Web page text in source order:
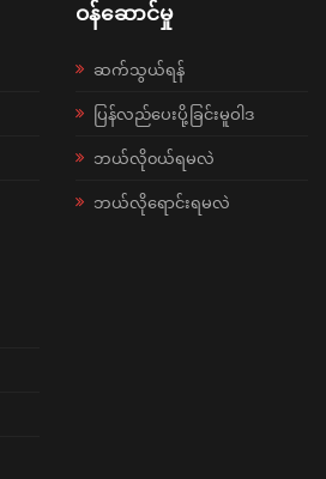
ဝန်ဆောင်မှု
ဆက်သွယ်ရန်
ပြန်လည်ပေးပို့ခြင်းမူဝါဒ
ဘယ်လို၀ယ်ရမလဲ
ဘယ်လိုရောင်းရမလဲ